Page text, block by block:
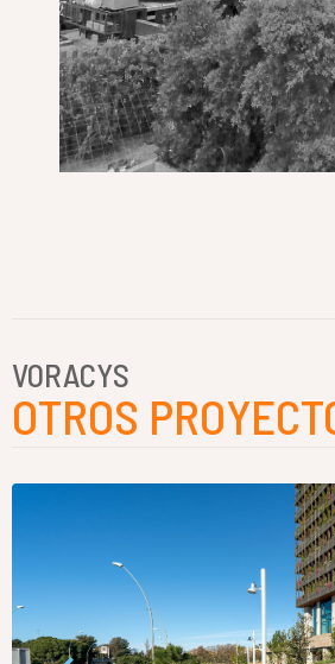
VORACYS
OTROS